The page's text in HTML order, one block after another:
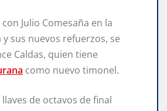
Julio Comesaña en la
sus nuevos refuerzos, se
Caldas, quien tiene
como nuevo timonel.
de octavos de final